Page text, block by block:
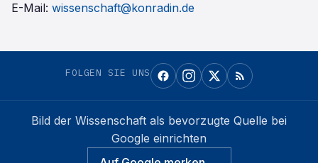
E-Mail: wissenschaft@konradin.de
FOLGEN SIE UNS
Bild der Wissenschaft als bevorzugte Quelle bei
Google einrichten